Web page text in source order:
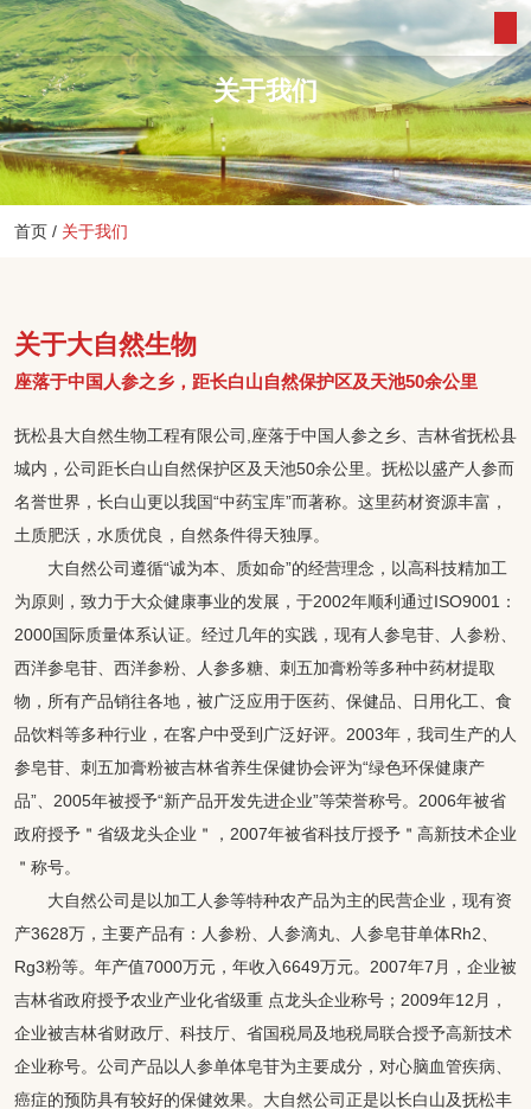
关于我们
首页 / 关于我们
关于大自然生物
座落于中国人参之乡，距长白山自然保护区及天池50余公里
抚松县大自然生物工程有限公司,座落于中国人参之乡、吉林省抚松县
城内，公司距长白山自然保护区及天池50余公里。抚松以盛产人参而
名誉世界，长白山更以我国“中药宝库”而著称。这里药材资源丰富，
土质肥沃，水质优良，自然条件得天独厚。
大自然公司遵循“诚为本、质如命”的经营理念，以高科技精加工
为原则，致力于大众健康事业的发展，于2002年顺利通过ISO9001：
2000国际质量体系认证。经过几年的实践，现有人参皂苷、人参粉、
西洋参皂苷、西洋参粉、人参多糖、刺五加膏粉等多种中药材提取
物，所有产品销往各地，被广泛应用于医药、保健品、日用化工、食
品饮料等多种行业，在客户中受到广泛好评。2003年，我司生产的人
参皂苷、刺五加膏粉被吉林省养生保健协会评为“绿色环保健康产
品”、2005年被授予“新产品开发先进企业”等荣誉称号。2006年被省
政府授予＂省级龙头企业＂，2007年被省科技厅授予＂高新技术企业
＂称号。
大自然公司是以加工人参等特种农产品为主的民营企业，现有资
产3628万，主要产品有：人参粉、人参滴丸、人参皂苷单体Rh2、
Rg3粉等。年产值7000万元，年收入6649万元。2007年7月，企业被
吉林省政府授予农业产业化省级重 点龙头企业称号；2009年12月，
企业被吉林省财政厅、科技厅、省国税局及地税局联合授予高新技术
企业称号。公司产品以人参单体皂苷为主要成分，对心脑血管疾病、
癌症的预防具有较好的保健效果。大自然公司正是以长白山及抚松丰